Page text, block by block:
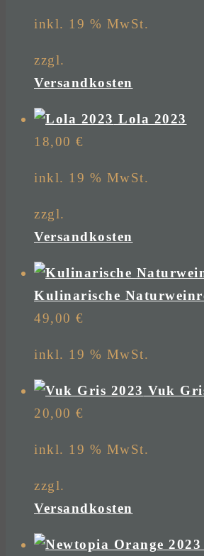
inkl. 19 % MwSt.
zzgl.
Versandkosten
Lola 2023
18,00 €
inkl. 19 % MwSt.
zzgl.
Versandkosten
Kulinarische
49,00 €
inkl. 19 % MwSt.
Vuk
20,00 €
inkl. 19 % MwSt.
zzgl.
Versandkosten